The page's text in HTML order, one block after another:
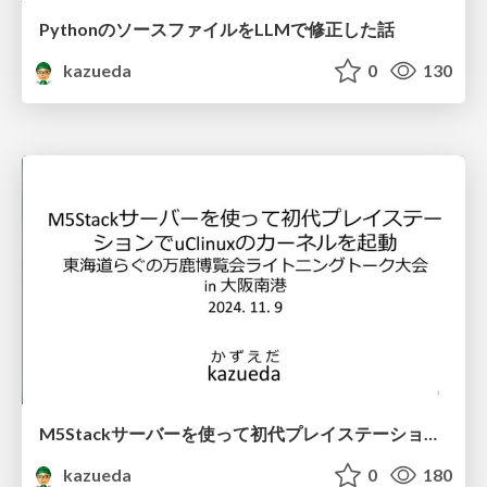
PythonのソースファイルをLLMで修正した話
kazueda
0 130
M5Stackサーバーを使って初代プレイステーションでuClinuxのカーネルを起動
kazueda
0 180